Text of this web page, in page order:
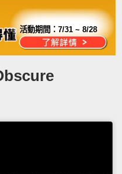
活動期間：7/31 ~ 8/28